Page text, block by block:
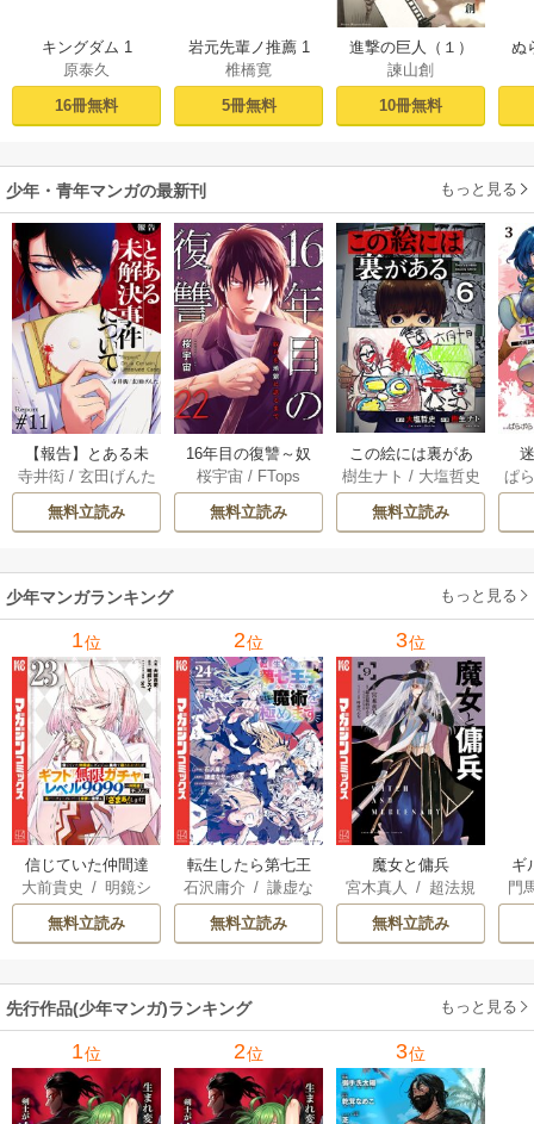
キングダム 1
原泰久
16冊無料
岩元先輩ノ推薦 1
椎橋寛
5冊無料
進撃の巨人（１）
諫山創
10冊無料
ぬ
少年・青年マンガの最新刊 もっと見る
【報告】とある未
解決事件について 1
1巻
寺井衒/ 玄田げんた
無料立読み
16年目の復讐～奴
らを地獄に送るま
で 22巻
桜宇宙 / FTops
無料立読み
この絵には裏があ
る 6巻
樹生ナト / 大塩哲史
無料立読み
ぱ
少年マンガランキング もっと見る
1位
信じていた仲間達
にダンジョン奥地
で殺されかけたが
ギフト『無限ガチ
の仲間達を手に入
れて元パーティー
メンバーと世界に
復讐＆『ざま
ぁ！』します！
大前貴史 / 明鏡シ
スイ /tef
無料立読み
2位
転生したら第七王
子だったので、気
ままに魔術を極め
ます
石沢庸介 /謙虚な
サークル/
無料立読み
3位
魔女と傭兵
宮木真人 / 超法規
的かえる/
んち
無料立読み
ギ
門
先行作品(少年マンガ)ランキング もっと見る
1位 2位 3位